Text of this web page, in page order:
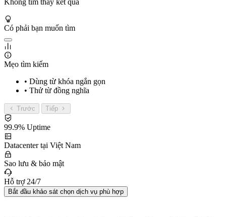
Không tìm thấy kết quả
Có phải bạn muốn tìm
Mẹo tìm kiếm
• Dùng từ khóa ngắn gọn
• Thử từ đồng nghĩa
Trước Tiếp
99.9% Uptime
Datacenter tại Việt Nam
Sao lưu & bảo mật
Hỗ trợ 24/7
Bắt đầu khảo sát chọn dịch vụ phù hợp